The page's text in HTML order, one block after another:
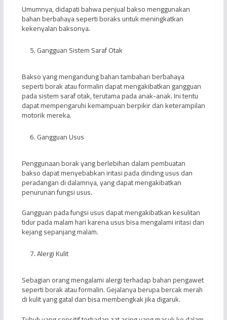
Umumnya, didapati bahwa penjual bakso menggunakan
bahan berbahaya seperti boraks untuk meningkatkan
kekenyalan baksonya.
Gangguan Sistem Saraf Otak
Bakso yang mengandung bahan tambahan berbahaya
seperti borak atau formalin dapat mengakibatkan gangguan
pada sistem saraf otak, terutama pada anak-anak. Ini tentu
dapat mempengaruhi kemampuan berpikir dan keterampilan
motorik mereka.
Gangguan Usus
Penggunaan borak yang berlebihan dalam pembuatan
bakso dapat menyebabkan iritasi pada dinding usus dan
peradangan di dalamnya, yang dapat mengakibatkan
penurunan fungsi usus.
Gangguan pada fungsi usus dapat mengakibatkan kesulitan
tidur pada malam hari karena usus bisa mengalami iritasi dan
kejang sepanjang malam.
Alergi Kulit
Sebagian orang mengalami alergi terhadap bahan pengawet
seperti borak atau formalin. Gejalanya berupa bercak merah
di kulit yang gatal dan bisa membengkak jika digaruk.